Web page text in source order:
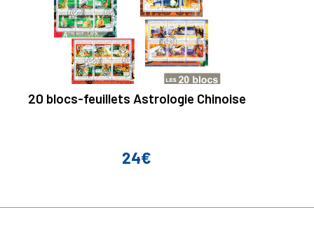
20 blocs-feuillets Astrologie Chinoise
Prix
24€